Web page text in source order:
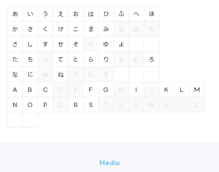
あ い う え お
か き く け こ
さ し す せ そ
た ち つ て と
な に ぬ ね の
は ひ ふ へ ほ
ま み む め も
や ゆ よ
ら り る れ ろ
わ を
A B C D E F G H I J K L M
N O P Q R S T U V W X Y Z